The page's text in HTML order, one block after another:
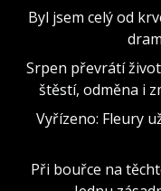
Byl jsem celý od
Srpen převrátí
štěstí, odměna i
Vyřízeno: Fleury
Při bouřce na